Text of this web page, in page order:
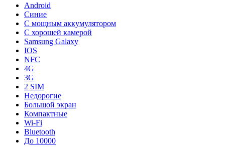
Android
Синие
С мощным аккумулятором
С хорошей камерой
Samsung Galaxy
IOS
NFC
4G
3G
2 SIM
Недорогие
Большой экран
Компактные
Wi-Fi
Bluetooth
До 10000